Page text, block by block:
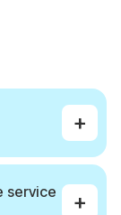
à Montpellier et
service